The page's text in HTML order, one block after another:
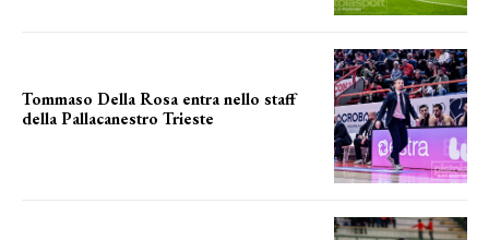
Tommaso Della Rosa entra nello staff
della Pallacanestro Trieste